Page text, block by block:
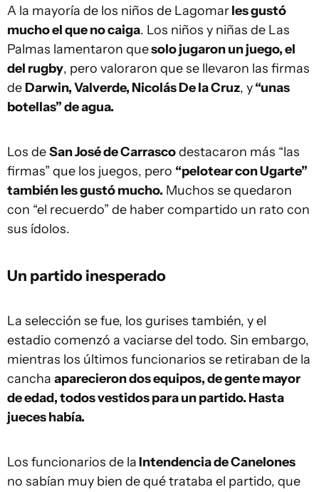
A la mayoría de los niños de Lagomarles gustó
mucho el que no caiga. Los niños y niñas de Las
Palmas lamentaron quesolo jugaron un juego, el
del rugby, pero valoraron que se llevaron las firmas
de Darwin, Valverde, Nicolás De la Cruz, y“unas
botellas” de agua.
Los deSan José de Carrascodestacaron más “las
firmas” que los juegos, pero “pelotear con Ugarte”
también les gustó mucho. Muchos se quedaron
con “el recuerdo” de haber compartido un rato con
sus ídolos.
Un partido inesperado
La selección se fue, los gurises también, y el
estadio comenzó a vaciarse del todo. Sin embargo,
mientras los últimos funcionarios se retiraban de la
cancha aparecieron dos equipos, de gente mayor
de edad, todos vestidos para un partido. Hasta
jueces había.
Los funcionarios de la Intendencia de Canelones
no sabían muy bien de qué trataba el partido, que